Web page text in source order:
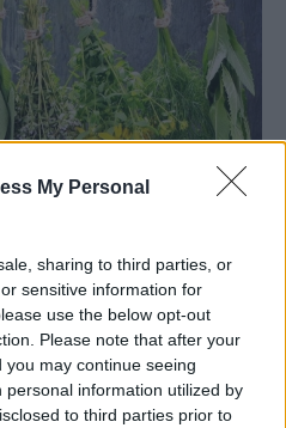
My Personal
sharing to third parties, or
sensitive information for
use the below opt-out
Please note that after your
may continue seeing
information utilized by
to third parties prior to
ρίχνει την πίεση
Το αρχαίο βότανο